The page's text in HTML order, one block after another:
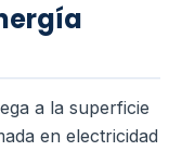
a la superficie
en electricidad